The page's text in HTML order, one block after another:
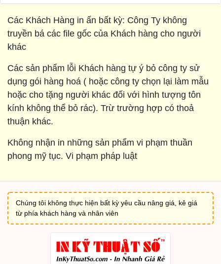
Các Khách Hàng in ấn bất kỳ: Công Ty không
truyền bá các file gốc của Khách hàng cho người
khác
Các sản phẩm lỗi Khách hàng tự ý bỏ công ty sử
dụng gói hàng hoá ( hoặc công ty chọn lại làm mẫu
hoặc cho tặng người khác đối với hình tượng tôn
kính không thể bỏ rác). Trừ trường hợp có thoả
thuận khác.
Không nhận in những sản phẩm vi phạm thuần
phong mỹ tục. Vi phạm pháp luật
Chúng tôi không thực hiện bất kỳ yêu cầu nâng giá, kê giá
từ phía khách hàng và nhân viên